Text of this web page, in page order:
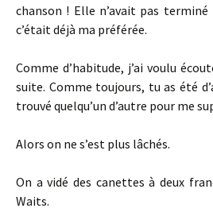
chanson ! Elle n’avait pas
c’était déjà ma préférée.
Comme d’habitude, j’ai voulu
suite. Comme toujours, tu as été
trouvé quelqu’un d’autre pour me
Alors on ne s’est plus lâchés.
On a vidé des canettes à deux
Waits.